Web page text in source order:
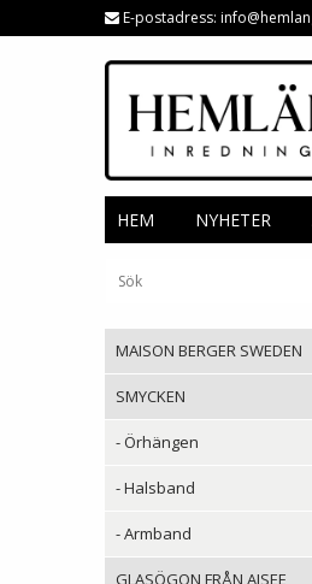
E-postadress:
HEM NYHETER
MAISON BERGER SWEDEN
SMYCKEN
- Örhängen
- Halsband
- Armband
GLASÖGON FRÅN AJSEE